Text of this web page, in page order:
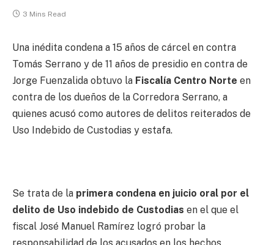
3 Mins Read
Una inédita condena a 15 años de cárcel en contra
Tomás Serrano y de 11 años de presidio en contra de
Jorge Fuenzalida obtuvo la Fiscalía Centro Norte en
contra de los dueños de la Corredora Serrano, a
quienes acusó como autores de delitos reiterados de
Uso Indebido de Custodias y estafa.
Se trata de la primera condena en juicio oral por el
delito de Uso indebido de Custodias en el que el
fiscal José Manuel Ramírez logró probar la